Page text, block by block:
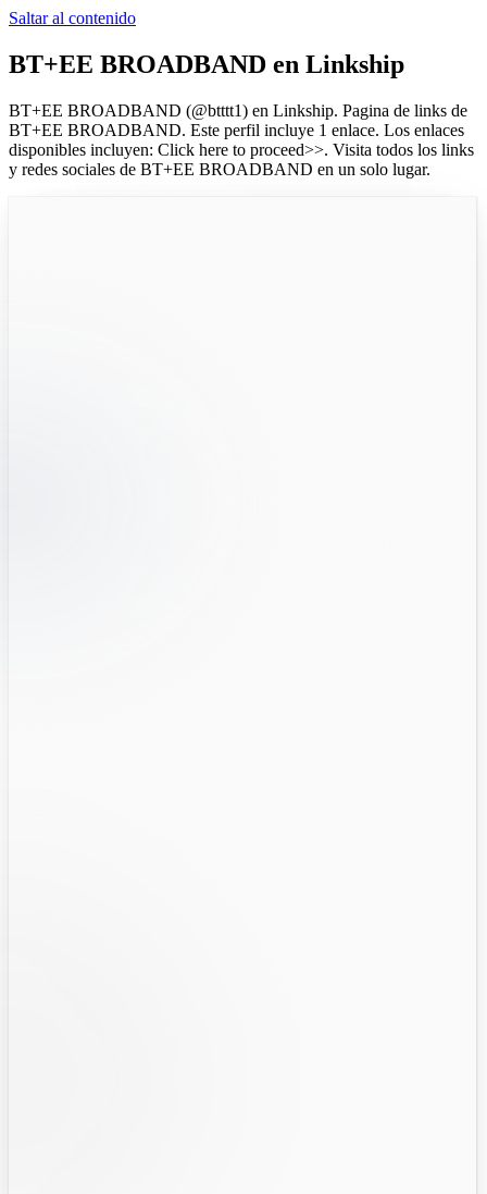
Saltar al contenido
BT+EE BROADBAND en Linkship
BT+EE BROADBAND (@btttt1) en Linkship. Pagina de links de
BT+EE BROADBAND. Este perfil incluye 1 enlace. Los enlaces
disponibles incluyen: Click here to proceed>>. Visita todos los links
y redes sociales de BT+EE BROADBAND en un solo lugar.